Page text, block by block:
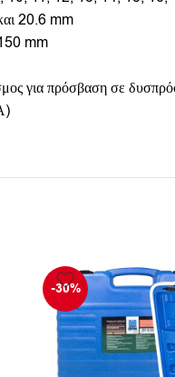
20.6 mm
mm
για πρόσβαση σε
-30%